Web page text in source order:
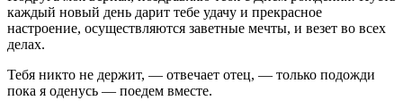
каждый новый день дарит тебе удачу и прекрасное
настроение, осуществляются заветные мечты, и везет во всех
делах.
Тебя никто не держит, — отвечает отец, — только подожди
пока я оденусь — поедем вместе.